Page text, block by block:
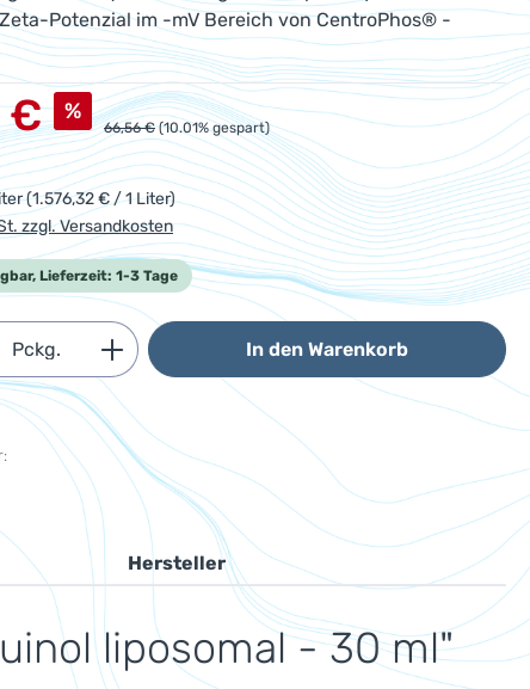
Potenzial im -mV Bereich von CentroPhos® -
€ %
Regulärer Preis:
66,56 € (10.01% gespart)
(1.576,32 € / 1 Liter)
zzgl. Versandkosten
Lieferzeit: 1-3 Tage
Gib den gewünschten Wert ein
Pckg. In den Warenkorb
Hersteller
liposomal - 30 ml"